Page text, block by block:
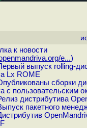
к новости
e...)
выпуск rolling-
Lx ROME
сборки
с пользовательским
дистрибутива
пакетного